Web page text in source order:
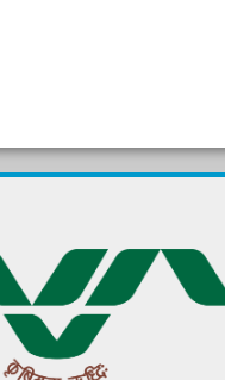
(ખેતી)
પ્રાકૃતિક ખેતી